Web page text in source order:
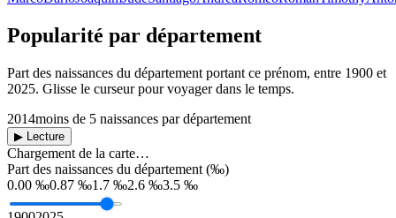
Popularité par département
Part des naissances du département portant ce prénom, entre 1900 et
2025. Glisse le curseur pour voyager dans le temps.
2014moins de 5 naissances par département
▶ Lecture
Chargement de la carte…
Part des naissances du département (‰)
0.00 ‰0.87 ‰1.7 ‰2.6 ‰3.5 ‰